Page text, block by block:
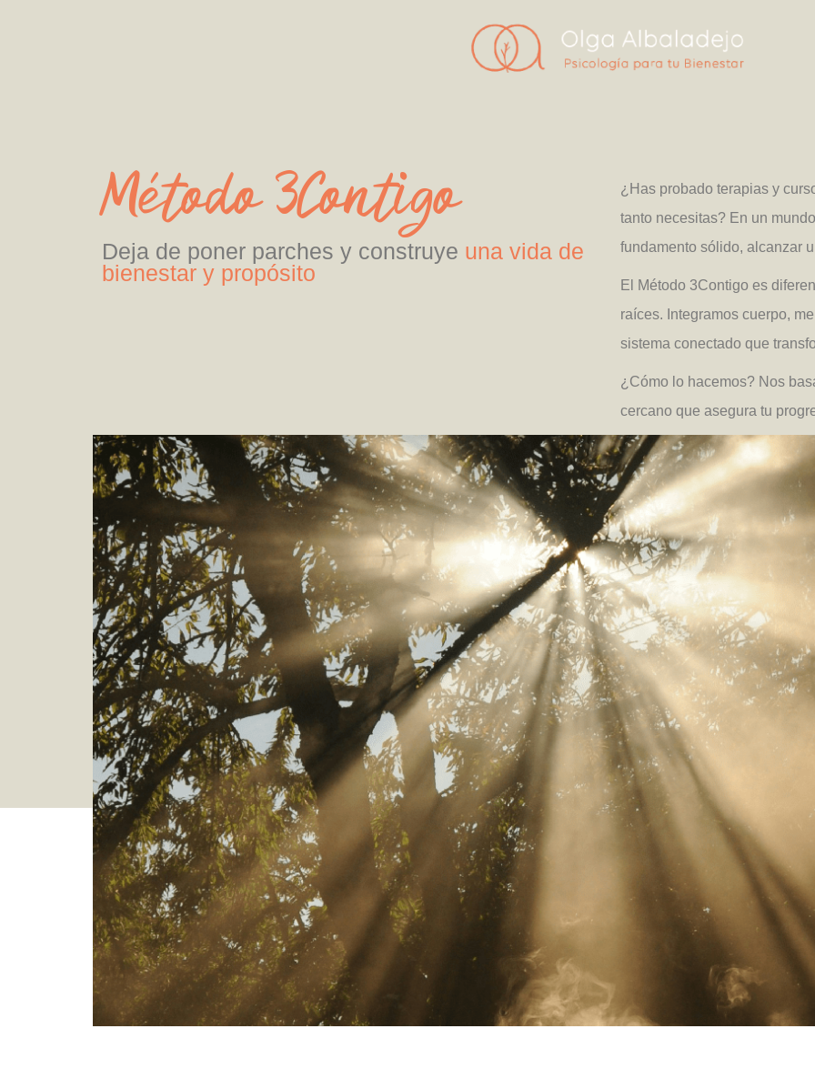
Método 3Contigo
Deja de poner parches y construye una vida de
bienestar y propósito
¿Has probado terapias y
tanto necesitas? En un
fundamento sólido, alcanzar
El Método 3Contigo es
raíces. Integramos cuerpo,
sistema conectado que
¿Cómo lo hacemos? Nos
cercano que asegura tu